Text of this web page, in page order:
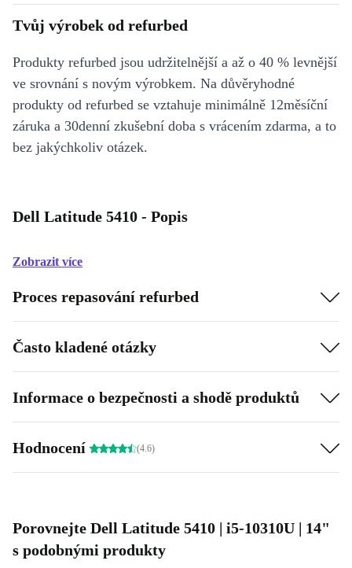
Tvůj výrobek od refurbed
Produkty refurbed jsou udržitelnější a až o 40 % levnější
ve srovnání s novým výrobkem. Na důvěryhodné
produkty od refurbed se vztahuje minimálně 12měsíční
záruka a 30denní zkušební doba s vrácením zdarma, a to
bez jakýchkoliv otázek.
Dell Latitude 5410 - Popis
Zobrazit více
Proces repasování refurbed
Často kladené otázky
Informace o bezpečnosti a shodě produktů
Hodnocení (4.6)
Porovnejte Dell Latitude 5410 | i5-10310U | 14"
s podobnými produkty